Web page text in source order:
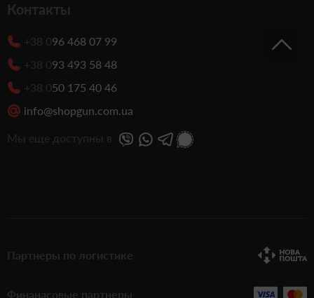
Контакты
+38 096 468 07 99
+38 093 493 58 48
+38 050 175 40 46
info@shopgun.com.ua
Мы еще доступны в
Партнеры по логистике
Финанасовые партнеры